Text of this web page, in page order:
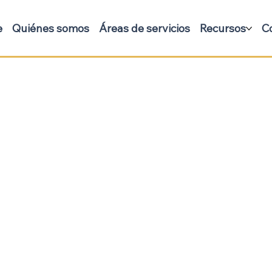
Quiénes somos Áreas de servicios Recursos